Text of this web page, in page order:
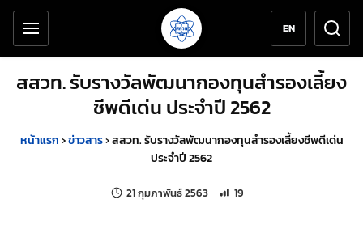
ข้ามไปยังเนื้อหาหลัก
เครื่องมือช่วยเหลือ
EN
สสวท. รับรางวัลพัฒนากองทุนสำรองเลี้ยง
ชีพดีเด่น ประจำปี 2562
หน้าแรก›ข่าวสาร›สสวท. รับรางวัลพัฒนากองทุนสำรองเลี้ยงชีพดีเด่น
ประจำปี 2562
21 กุมภาพันธ์ 2563 แก้ไขล่าสุดเมื่อ:
จำนวนการเข้าชม 19 ครั้ง
19